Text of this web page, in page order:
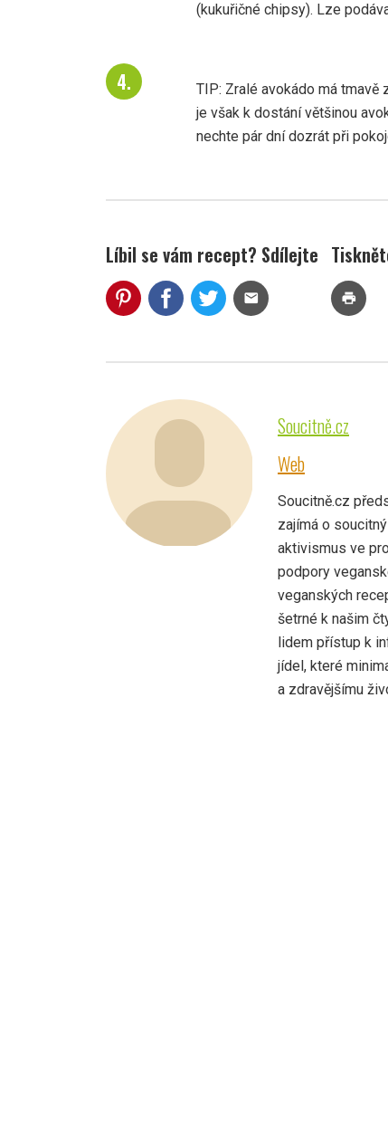
(kukuřičné chipsy). Lze
TIP: Zralé avokádo má tmavě
je však k dostání většinou
nechte pár dní dozrát při
Líbil se vám recept? Sdílejte
mail print
Soucitně.cz
Web
Soucitně.cz
zajímá o
aktivismus ve
podpory
veganských
šetrné k našim
lidem přístup k
jídel, které
a zdravějšímu